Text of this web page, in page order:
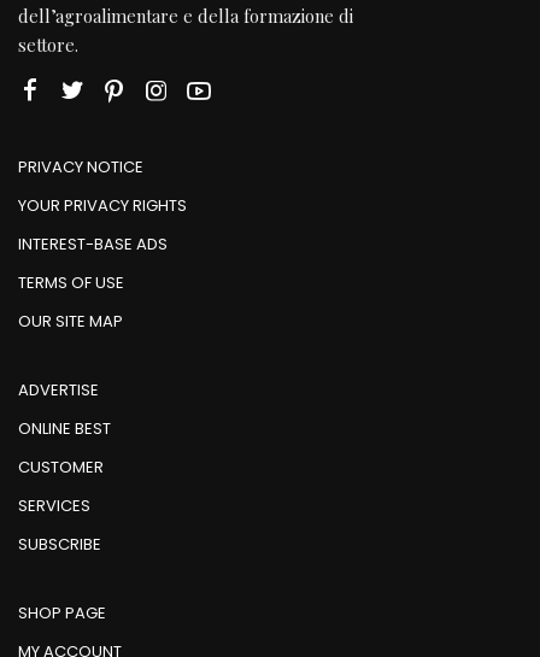
dell’agroalimentare e della formazione di
settore.
PRIVACY NOTICE
YOUR PRIVACY RIGHTS
INTEREST-BASE ADS
TERMS OF USE
OUR SITE MAP
ADVERTISE
ONLINE BEST
CUSTOMER
SERVICES
SUBSCRIBE
SHOP PAGE
MY ACCOUNT